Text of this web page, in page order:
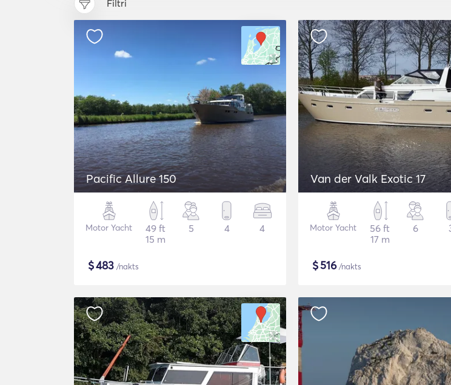
Filtri
Pacific Allure 150
Motor Yacht
49 ft
15 m
5 4 4
$483 /nakts
Van der Valk Exotic 17
Motor Yacht
56 ft
17 m
6
$516/nakts